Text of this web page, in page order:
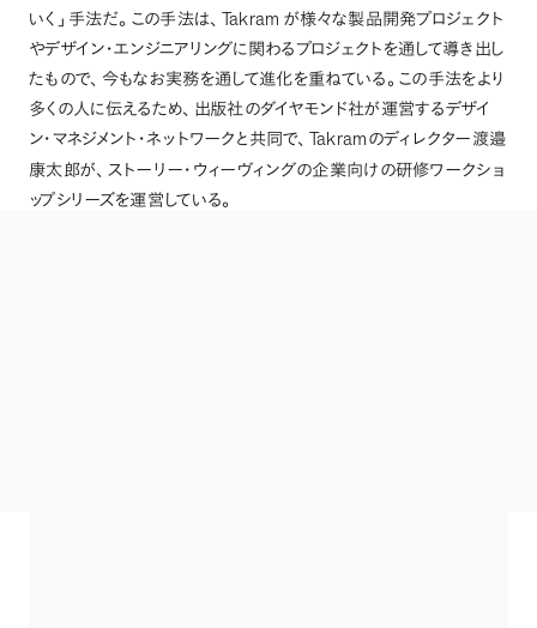
いく 」 手法だ。 この手法は、 Takram が様々な製品開発プロジェクト
やデザイン・エンジニアリングに関わるプロジェクトを通して導き出し
たもので、 今もなお実務を通して進化を重ねている。 この手法をより
多くの人に伝えるため、 出版社のダイヤモンド社が運営するデザイ
ン・マネジメント・ネットワークと共同で、 Takram のディレクター渡邉
康太郎が、 ストーリー・ウィーヴィングの企業向けの研修ワークショ
ップシリーズを運営している。